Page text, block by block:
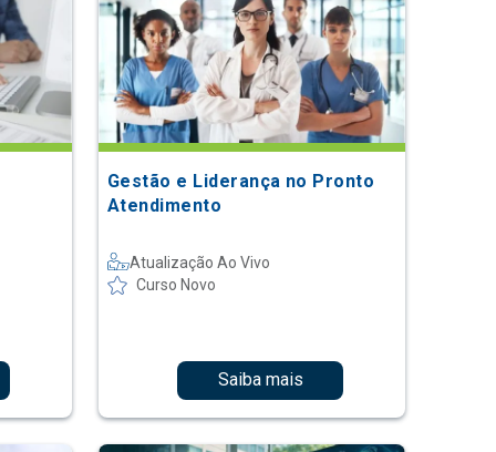
Gestão e Liderança no Pronto
Atendimento
Atualização Ao Vivo
Curso Novo
Saiba mais